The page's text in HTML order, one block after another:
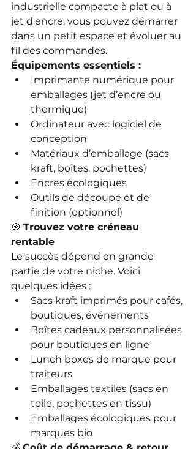
industrielle compacte à plat ou à
jet d'encre, vous pouvez démarrer
dans un petit espace et évoluer au
fil des commandes.
Équipements essentiels :
Imprimante numérique pour
emballages (jet d’encre ou
thermique)
Ordinateur avec logiciel de
conception
Matériaux d’emballage (sacs
kraft, boîtes, pochettes)
Encres écologiques
Outils de découpe et de
finition (optionnel)
🎯 Trouvez votre créneau
rentable
Le succès dépend en grande
partie de votre niche. Voici
quelques idées :
Sacs kraft imprimés pour cafés,
boutiques, événements
Boîtes cadeaux personnalisées
pour boutiques en ligne
Lunch boxes de marque pour
traiteurs
Emballages textiles (sacs en
toile, pochettes en tissu)
Emballages écologiques pour
marques bio